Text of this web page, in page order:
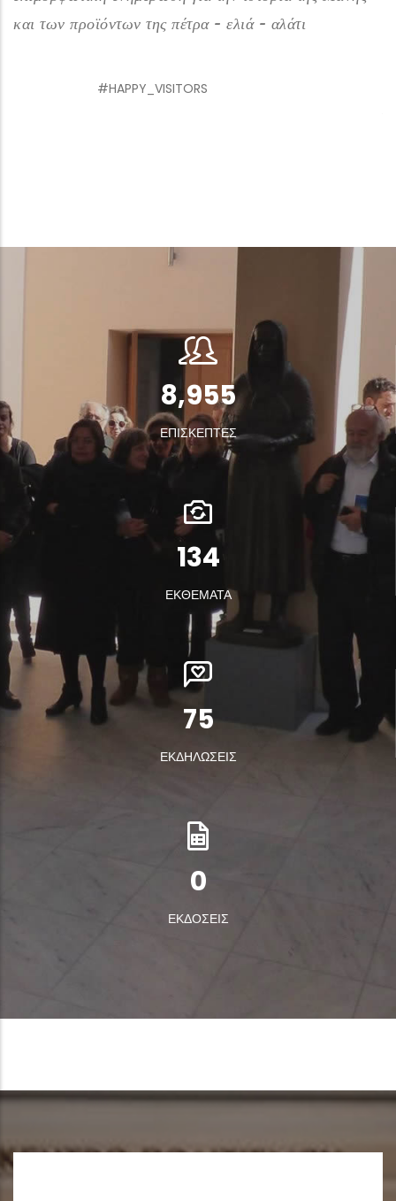
τη διαδικασία εκτύπωσης της εφημερίδας Λακωνίας
Βυθό της θάλασσας που ανέπτυξε ο καταξιωμένος
12,000
ΕΠΙΣΚΕΠΤΕΣ
180
ΕΚΘΕΜΑΤΑ
100
ΕΚΔΗΛΩΣΕΙΣ
0
ΕΚΔΟΣΕΙΣ